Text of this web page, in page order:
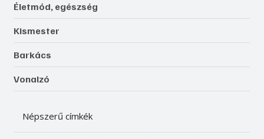
Életmód, egészség
Kismester
Barkács
Vonalzó
Népszerű címkék